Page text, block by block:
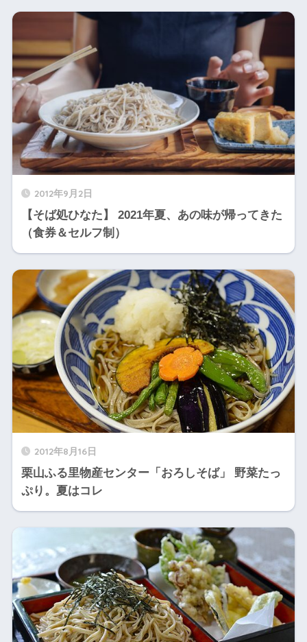
2012年9月2日
【そば処ひなた】 2021年夏、あの味が帰ってきた
（食券＆セルフ制）
2012年8月16日
栗山ふる里物産センター「おろしそば」 野菜たっ
ぷり。夏はコレ